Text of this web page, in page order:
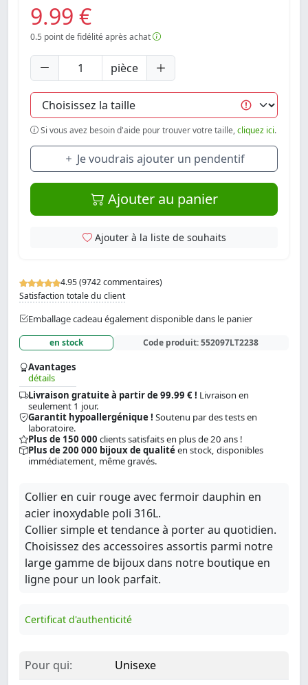
4.95 (9742 commentaires)
Satisfaction totale du client
Emballage cadeau également disponible dans le panier
en stock Code produit:552097LT2238
Avantages
détails
Livraison gratuite à partir de 99.99 € ! Livraison en
seulement 1 jour.
Garantit hypoallergénique ! Soutenu par des tests en
laboratoire.
Plus de 150 000 clients satisfaits en plus de 20 ans !
Plus de 200 000 bijoux de qualitéen stock, disponibles
immédiatement, même gravés.
9.99 €
0.5 point de fidélité après achat
pièce
Si vous avez besoin d'aide pour trouver votre taille,cliquez ici.
Je voudrais ajouter un pendentif
Ajouter au panier
Ajouter à la liste de souhaits
Collier en cuir rouge avec fermoir dauphin en
acier inoxydable poli 316L.
Collier simple et tendance à porter au quotidien.
Choisissez des accessoires assortis parmi notre
large gamme de bijoux dans notre boutique en
ligne pour un look parfait.
Certificat d'authenticité
Pour qui:
Unisexe